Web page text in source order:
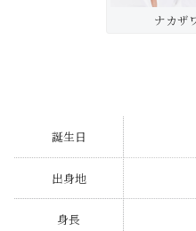
ナカザ
誕生日
出身地
身長